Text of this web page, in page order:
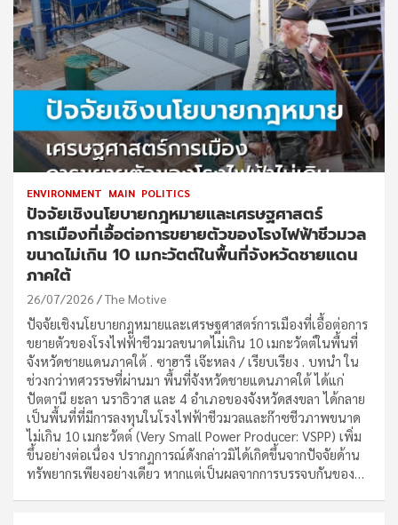
ENVIRONMENT MAIN POLITICS
ปัจจัยเชิงนโยบายกฎหมายและเศรษฐศาสตร์
การเมืองที่เอื้อต่อการขยายตัวของโรงไฟฟ้าชีวมวล
ขนาดไม่เกิน 10 เมกะวัตต์ในพื้นที่จังหวัดชายแดน
ภาคใต้
26/07/2026 The Motive
ปัจจัยเชิงนโยบายกฎหมายและเศรษฐศาสตร์การเมืองที่เอื้อต่อการ
ขยายตัวของโรงไฟฟ้าชีวมวลขนาดไม่เกิน 10 เมกะวัตต์ในพื้นที่
จังหวัดชายแดนภาคใต้ . ซาฮารี เจ๊ะหลง / เรียบเรียง . บทนำ ใน
ช่วงกว่าทศวรรษที่ผ่านมา พื้นที่จังหวัดชายแดนภาคใต้ ได้แก่
ปัตตานี ยะลา นราธิวาส และ 4 อำเภอของจังหวัดสงขลา ได้กลาย
เป็นพื้นที่ที่มีการลงทุนในโรงไฟฟ้าชีวมวลและก๊าซชีวภาพขนาด
ไม่เกิน 10 เมกะวัตต์ (Very Small Power Producer: VSPP) เพิ่ม
ขึ้นอย่างต่อเนื่อง ปรากฏการณ์ดังกล่าวมิได้เกิดขึ้นจากปัจจัยด้าน
ทรัพยากรเพียงอย่างเดียว หากแต่เป็นผลจากการบรรจบกันของ…